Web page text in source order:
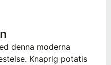
denna moderna
Knaprig potatis